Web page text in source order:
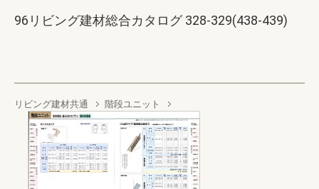
96リビング建材総合カタログ 328-329(438-439)
リビング建材共通 階段ユニット